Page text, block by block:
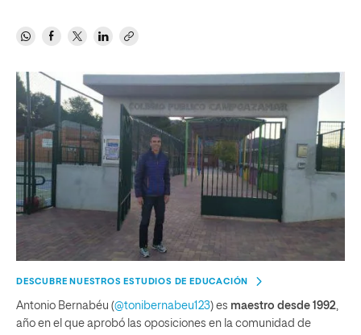
DESCUBRE NUESTROS ESTUDIOS DE EDUCACIÓN
Antonio Bernabéu (@tonibernabeu123) es maestro desde 1992,
año en el que aprobó las oposiciones en la comunidad de